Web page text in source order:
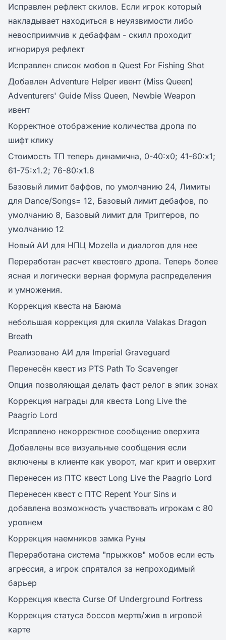
Исправлен рефлект скилов. Если игрок который
накладывает находиться в неуязвимости либо
невосприимчив к дебаффам - скилл проходит
игнорируя рефлект
Исправлен список мобов в Quest For Fishing Shot
Добавлен Adventure Helper ивент (Miss Queen)
Adventurers' Guide Miss Queen, Newbie Weapon
ивент
Корректное отображение количества дропа по
шифт клику
Стоимость ТП теперь динамична, 0-40:х0; 41-60:х1;
61-75:х1.2; 76-80:х1.8
Базовый лимит баффов, по умолчанию 24, Лимиты
для Dance/Songs= 12, Базовый лимит дебафов, по
умолчанию 8, Базовый лимит для Триггеров, по
умолчанию 12
Новый АИ для НПЦ Mozella и диалогов для нее
Переработан расчет квестовго дропа. Теперь более
ясная и логически верная формула распределения
и умножения.
Коррекция квеста на Баюма
небольшая коррекция для скилла Valakas Dragon
Breath
Реализовано АИ для Imperial Graveguard
Перенесён квест из PTS Path To Scavenger
Опция позволяющая делать фаст релог в эпик зонах
Коррекция награды для квеста Long Live the
Paagrio Lord
Исправлено некорректное сообщение оверхита
Добавлены все визуальные сообщения если
включены в клиенте как уворот, маг крит и оверхит
Перенесен из ПТС квест Long Live the Paagrio Lord
Перенесен квест с ПТС Repent Your Sins и
добавлена возможность участвовать игрокам с 80
уровнем
Коррекция наемников замка Руны
Переработана система "прыжков" мобов если есть
агрессия, а игрок спрятался за непроходимый
барьер
Коррекция квеста Curse Of Underground Fortress
Коррекция статуса боссов мертв/жив в игровой
карте